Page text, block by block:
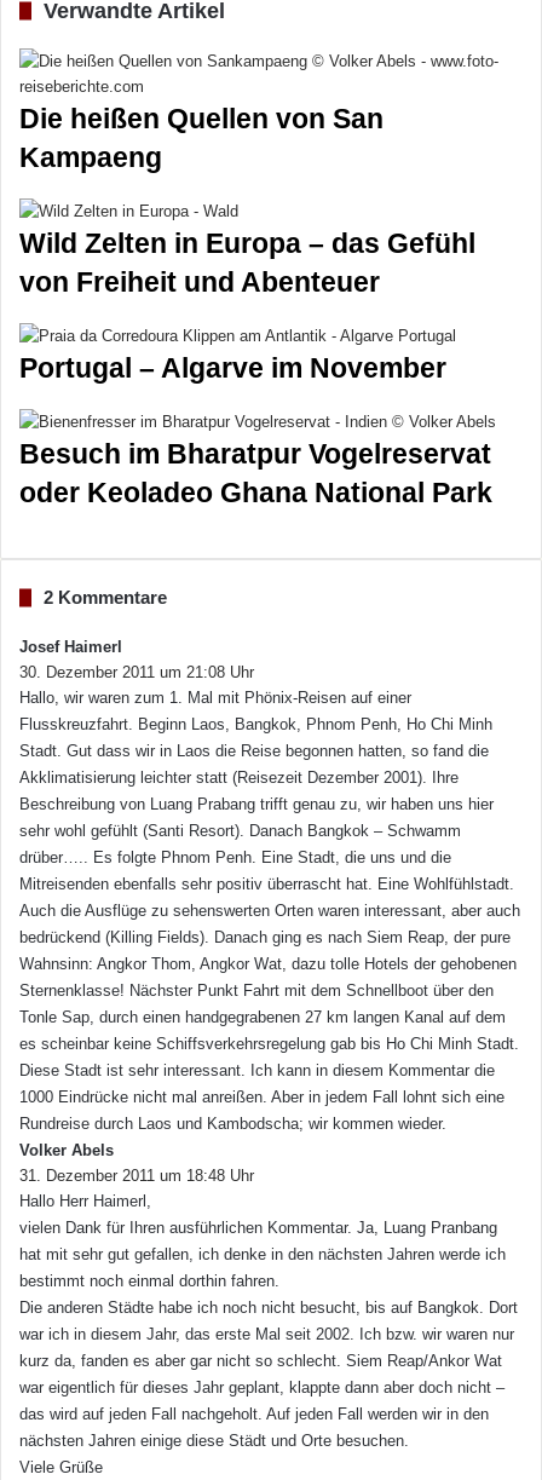
Verwandte Artikel
Die heißen Quellen von San
Kampaeng
Wild Zelten in Europa – das Gefühl
von Freiheit und Abenteuer
Portugal – Algarve im November
Besuch im Bharatpur Vogelreservat
oder Keoladeo Ghana National Park
2 Kommentare
Josef Haimerl
a
g
t
:
30. Dezember 2011 um 21:08 Uhr
Hallo, wir waren zum 1. Mal mit Phönix-Reisen auf einer
Flusskreuzfahrt. Beginn Laos, Bangkok, Phnom Penh, Ho Chi Minh
Stadt. Gut dass wir in Laos die Reise begonnen hatten, so fand die
Akklimatisierung leichter statt (Reisezeit Dezember 2001). Ihre
Beschreibung von Luang Prabang trifft genau zu, wir haben uns hier
sehr wohl gefühlt (Santi Resort). Danach Bangkok – Schwamm
drüber….. Es folgte Phnom Penh. Eine Stadt, die uns und die
Mitreisenden ebenfalls sehr positiv überrascht hat. Eine Wohlfühlstadt.
Auch die Ausflüge zu sehenswerten Orten waren interessant, aber auch
bedrückend (Killing Fields). Danach ging es nach Siem Reap, der pure
Wahnsinn: Angkor Thom, Angkor Wat, dazu tolle Hotels der gehobenen
Sternenklasse! Nächster Punkt Fahrt mit dem Schnellboot über den
Tonle Sap, durch einen handgegrabenen 27 km langen Kanal auf dem
es scheinbar keine Schiffsverkehrsregelung gab bis Ho Chi Minh Stadt.
Diese Stadt ist sehr interessant. Ich kann in diesem Kommentar die
1000 Eindrücke nicht mal anreißen. Aber in jedem Fall lohnt sich eine
Rundreise durch Laos und Kambodscha; wir kommen wieder.
Volker Abels
a
g
t
:
31. Dezember 2011 um 18:48 Uhr
Hallo Herr Haimerl,
vielen Dank für Ihren ausführlichen Kommentar. Ja, Luang Pranbang
hat mit sehr gut gefallen, ich denke in den nächsten Jahren werde ich
bestimmt noch einmal dorthin fahren.
Die anderen Städte habe ich noch nicht besucht, bis auf Bangkok. Dort
war ich in diesem Jahr, das erste Mal seit 2002. Ich bzw. wir waren nur
kurz da, fanden es aber gar nicht so schlecht. Siem Reap/Ankor Wat
war eigentlich für dieses Jahr geplant, klappte dann aber doch nicht –
das wird auf jeden Fall nachgeholt. Auf jeden Fall werden wir in den
nächsten Jahren einige diese Städt und Orte besuchen.
Viele Grüße